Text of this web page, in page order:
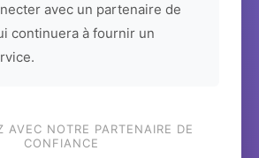
avec un partenaire de
continuera à fournir un
AVEC NOTRE PARTENAIRE DE
CONFIANCE